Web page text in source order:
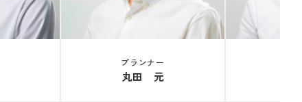
プランナー
丸田 元